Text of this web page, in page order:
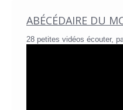
ABÉCÉDAIRE DU
28 petites vidéos écouter,